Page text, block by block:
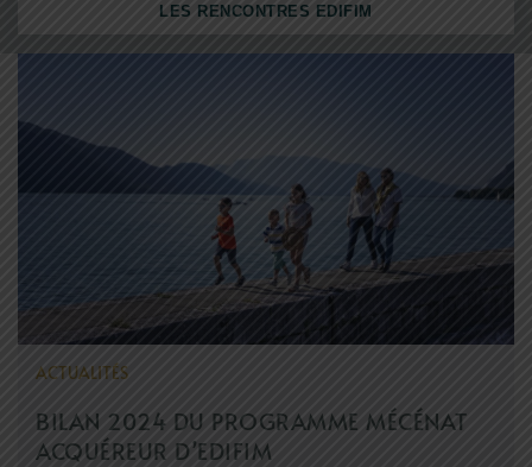
LES RENCONTRES EDIFIM
ACTUALITÉS
BILAN 2024 DU PROGRAMME MÉCÉNAT
ACQUÉREUR D’EDIFIM
ACTUALITÉS & GUIDES
EDIFIM MONTAGNE
ESPACE CLIENT
AVIS CLIENTS